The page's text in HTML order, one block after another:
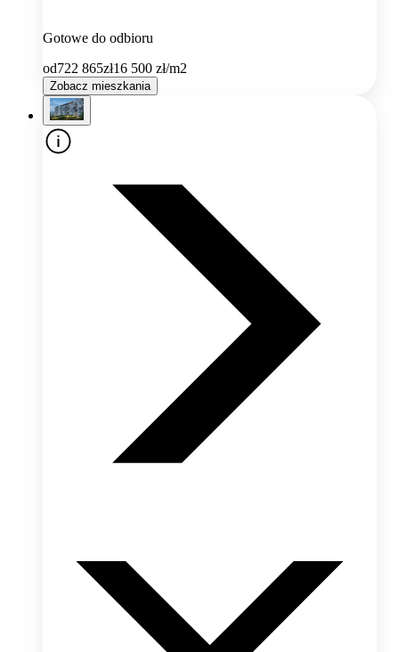
Gotowe do odbioru
od722 865zł16 500 zł/m2
Zobacz mieszkania